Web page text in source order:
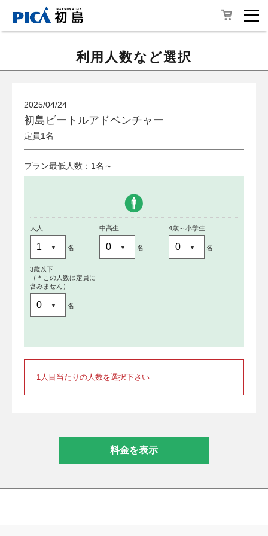
利用人数など選択
2025/04/24
初島ビートルアドベンチャー
定員1名
プラン最低人数：1名～
大人
名
中高生
名
4歳～小学生
名
3歳以下
（＊この人数は定員に
含みません）
名
1人目当たりの人数を選択下さい
料金を表示